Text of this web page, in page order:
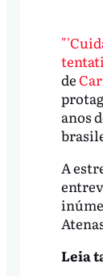
de
anos
A
Leia